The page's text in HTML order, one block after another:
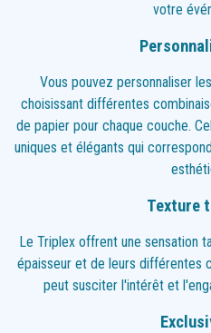
votre
Vous pouvez personnaliser
choisissant différentes
de papier pour chaque couche.
uniques et élégants qui
Texture
Le Triplex offrent une sensation
épaisseur et de leurs différentes
peut susciter l'intérêt et